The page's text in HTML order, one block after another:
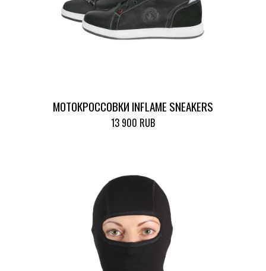
МОТОКРОССОВКИ INFLAME SNEAKERS
13 900 RUB